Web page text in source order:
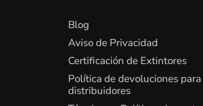
Blog
Aviso de Privacidad
Certificación de Extintores
Política de devoluciones para
distribuidores